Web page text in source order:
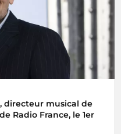
directeur musical de
Radio France, le 1er